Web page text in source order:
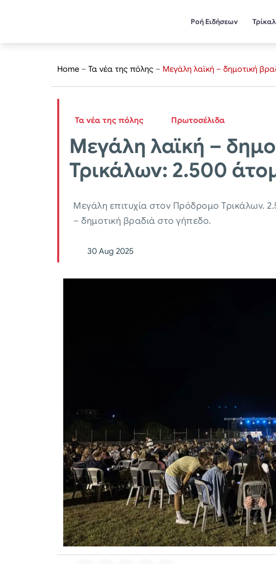
Ροή Ειδήσεων
Home – Τα νέα της πόλης – Μεγάλη λαϊκή – δημοτική
Τα νέα της πόλης Πρωτοσέλιδα
Μεγάλη λαϊκή –
Τρικάλων: 2.500
Μεγάλη επιτυχία στον Πρόδρομο Τρικάλων.
– δημοτική βραδιά στο γήπεδο.
30 Aug 2025